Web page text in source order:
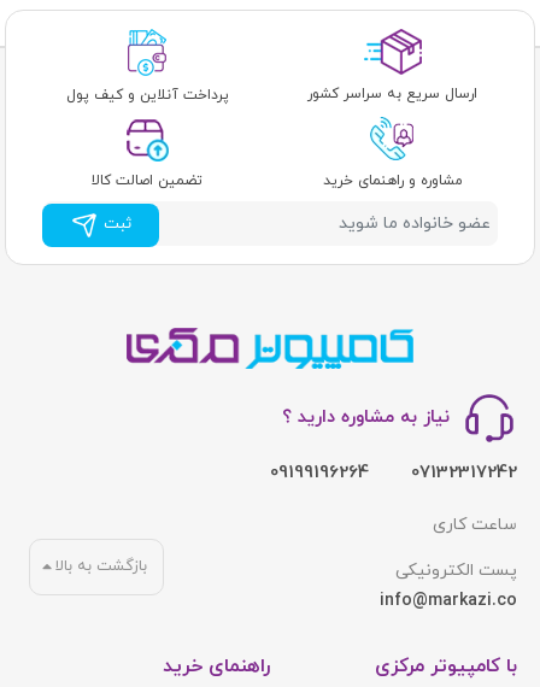
ارسال سریع به سراسر کشور پرداخت آنلاین و کیف پول
مشاوره و راهنمای خرید تضمین اصالت کالا
ثبت
نیاز به مشاوره دارید ؟
07132317242
09199196264
ساعت کاری
پست الکترونیکی
info@markazi.co
با کامپیوتر مرکزی راهنمای خرید
بازگشت به بالا